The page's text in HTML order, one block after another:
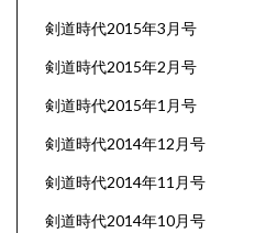
剣道時代2015年3月号
剣道時代2015年2月号
剣道時代2015年1月号
剣道時代2014年12月号
剣道時代2014年11月号
剣道時代2014年10月号